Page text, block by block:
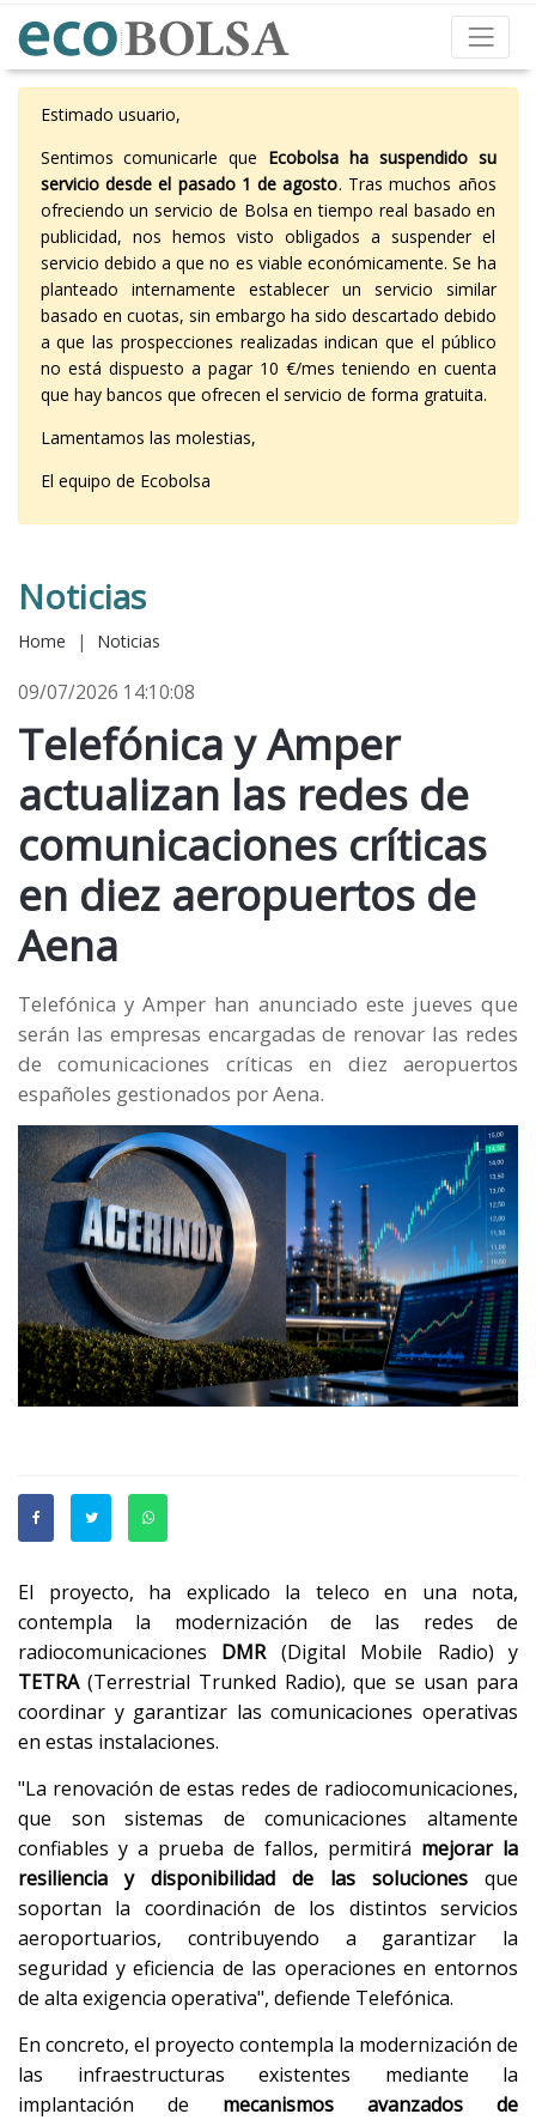
Estimado usuario,
Sentimos comunicarle que Ecobolsa ha suspendido su
servicio desde el pasado 1 de agosto. Tras muchos años
ofreciendo un servicio de Bolsa en tiempo real basado en
publicidad, nos hemos visto obligados a suspender el
servicio debido a que no es viable económicamente. Se ha
planteado internamente establecer un servicio similar
basado en cuotas, sin embargo ha sido descartado debido
a que las prospecciones realizadas indican que el público
no está dispuesto a pagar 10 €/mes teniendo en cuenta
que hay bancos que ofrecen el servicio de forma gratuita.
Lamentamos las molestias,
El equipo de Ecobolsa
Noticias
Home | Noticias
09/07/2026 14:10:08
Telefónica y Amper
actualizan las redes de
comunicaciones críticas
en diez aeropuertos de
Aena
Telefónica y Amper han anunciado este jueves que
serán las empresas encargadas de renovar las redes
de comunicaciones críticas en diez aeropuertos
españoles gestionados por Aena.
El proyecto, ha explicado la teleco en una nota,
contempla la modernización de las redes de
radiocomunicaciones DMR(Digital Mobile Radio) y
TETRA(Terrestrial Trunked Radio), que se usan para
coordinar y garantizar las comunicaciones operativas
en estas instalaciones.
"La renovación de estas redes de radiocomunicaciones,
que son sistemas de comunicaciones altamente
confiables y a prueba de fallos, permitirá mejorar la
resiliencia y disponibilidad de las soluciones que
soportan la coordinación de los distintos servicios
aeroportuarios, contribuyendo a garantizar la
seguridad y eficiencia de las operaciones en entornos
de alta exigencia operativa", defiende Telefónica.
En concreto, el proyecto contempla la modernización de
las infraestructuras existentes mediante la
implantación de mecanismos avanzados de